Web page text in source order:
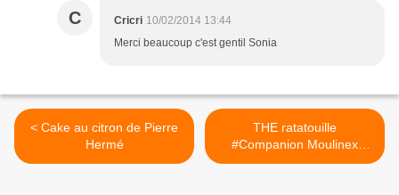
C Cricri 10/02/2014 13:44
Merci beaucoup c'est gentil Sonia
< Cake au citron de Pierre
Hermé
THE ratatouille
#Companion Moulinex
épisode 3 >